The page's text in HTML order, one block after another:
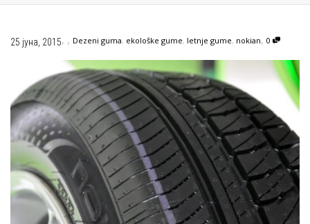
,
25 јуна, 2015 , Dezeni guma, ekološke gume, letnje gume, nokian, 0